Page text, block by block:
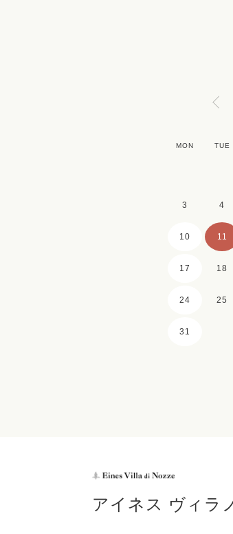
MON TUE
3 4
10 11
17 18
24 25
31
アイネス ヴィラ